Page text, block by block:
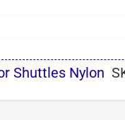
Shuttles Nylon